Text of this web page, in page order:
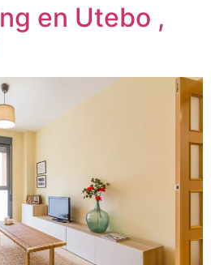
en Utebo ,